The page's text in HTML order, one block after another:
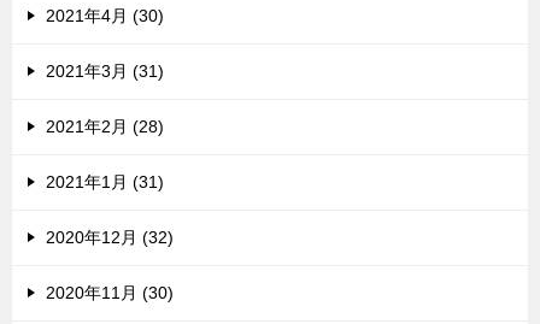
2021年4月 (30)
2021年3月 (31)
2021年2月 (28)
2021年1月 (31)
2020年12月 (32)
2020年11月 (30)